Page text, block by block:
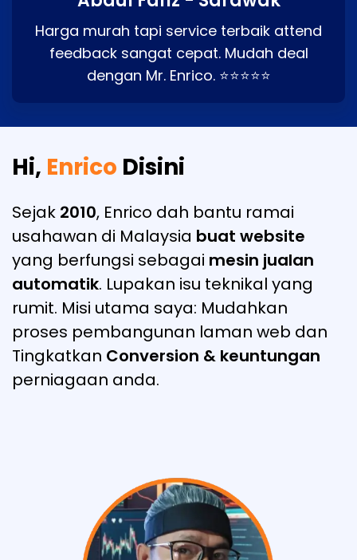
Harga murah tapi service terbaik attend
feedback sangat cepat. Mudah deal
dengan Mr. Enrico. ⭐⭐⭐⭐⭐
Hi, Enrico Disini
Sejak 2010, Enrico dah bantu ramai
usahawan di Malaysia buat website
yang berfungsi sebagai mesin jualan
automatik. Lupakan isu teknikal yang
rumit. Misi utama saya: Mudahkan
proses pembangunan laman web dan
Tingkatkan Conversion & keuntungan
perniagaan anda.